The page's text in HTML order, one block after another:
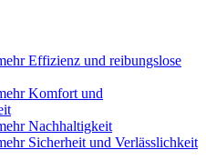
Effizienz und reibungslose
Komfort und
Nachhaltigkeit
Sicherheit und Verlässlichkeit